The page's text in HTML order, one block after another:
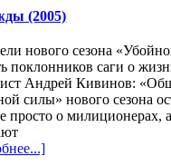
(2005)
нового сезона
поклонников саги о
Андрей Кивинов:
силы» нового сезона
просто о милиционерах,